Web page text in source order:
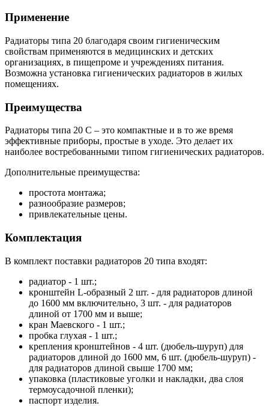
Применение
Радиаторы типа 20 благодаря своим гигиеническим
свойствам применяются в медицинских и детских
организациях, в пищепроме и учреждениях питания.
Возможна установка гигиенических радиаторов в жилых
помещениях.
Преимущества
Радиаторы типа 20 С – это компактные и в то же время
эффективные приборы, простые в уходе. Это делает их
наиболее востребованными типом гигиенических радиаторов.
Дополнительные преимущества:
простота монтажа;
разнообразие размеров;
привлекательные цены.
Комплектация
В комплект поставки радиаторов 20 типа входят:
радиатор - 1 шт.;
кронштейн L-образный 2 шт. - для радиаторов длиной
до 1600 мм включительно, 3 шт. - для радиаторов
длиной от 1700 мм и выше;
кран Маевского - 1 шт.;
пробка глухая - 1 шт.;
крепления кронштейнов - 4 шт. (дюбель-шуруп) для
радиаторов длиной до 1600 мм, 6 шт. (дюбель-шуруп) -
для радиаторов длиной свыше 1700 мм;
упаковка (пластиковые уголки и накладки, два слоя
термоусадочной пленки);
паспорт изделия.